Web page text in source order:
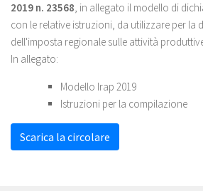
2019 n. 23568, in allegato il modello di
con le relative istruzioni, da utilizzare per la
dell'imposta regionale sulle attività
In allegato:
Modello Irap 2019
Istruzioni per la compilazione
Scarica la circolare